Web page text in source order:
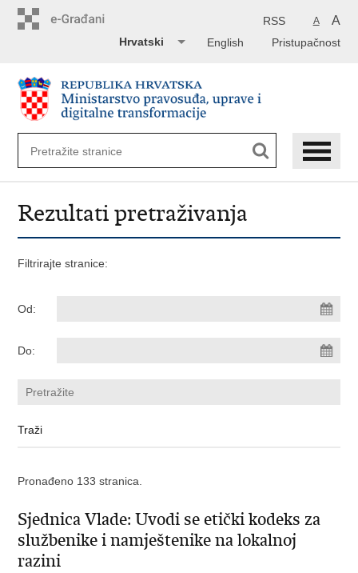
A A
RSS
Pristupačnost
English
Hrvatski
Rezultati pretraživanja
Filtrirajte stranice:
Od:
Do:
Pronađeno 133 stranica.
Sjednica Vlade: Uvodi se etički kodeks za
službenike i namještenike na lokalnoj
razini